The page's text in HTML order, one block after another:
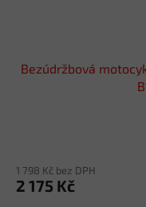
Bezúdržbová
1 798 Kč bez DPH
2 175 Kč